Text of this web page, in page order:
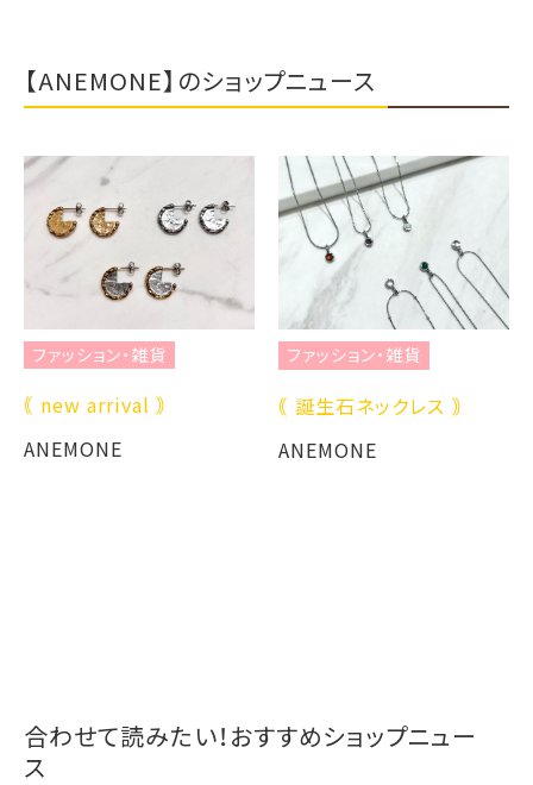
【ANEMONE】のショップニュース
ファッション・雑貨
｟ new arrival ｠
ANEMONE
ファッション・雑貨
｟ 誕生石ネックレス ｠
ANEMONE
合わせて読みたい！おすすめショップニュー
ス